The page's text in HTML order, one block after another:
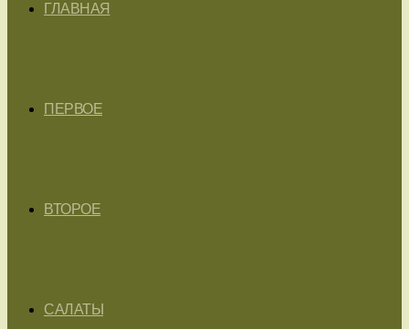
ГЛАВНАЯ
ПЕРВОЕ
ВТОРОЕ
САЛАТЫ